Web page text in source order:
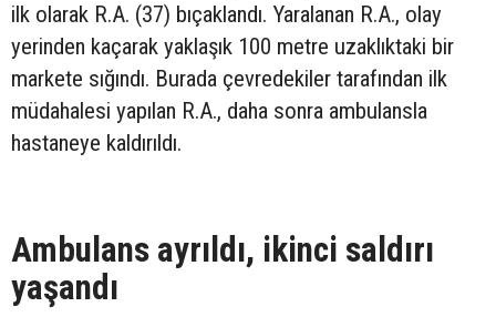
ilk olarak R.A. (37) bıçaklandı. Yaralanan R.A., olay
yerinden kaçarak yaklaşık 100 metre uzaklıktaki bir
markete sığındı. Burada çevredekiler tarafından ilk
müdahalesi yapılan R.A., daha sonra ambulansla
hastaneye kaldırıldı.
Ambulans ayrıldı, ikinci saldırı
yaşandı